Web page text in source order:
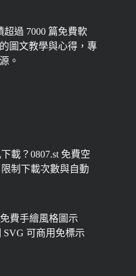
超過 7000 篇免費軟
圖文教學與心得，專
。
載？0807.st 免費空
制下載次數與自動
費手繪風格圖示
SVG 可商用免標示